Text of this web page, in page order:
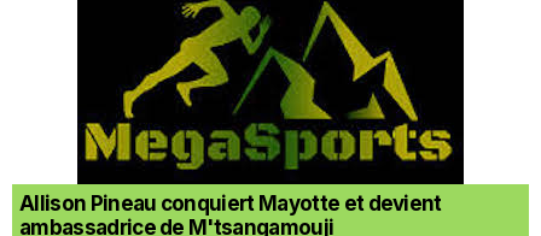
Allison Pineau conquiert Mayotte et devient
ambassadrice de M'tsangamouji